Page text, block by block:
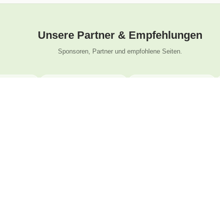
Unsere Partner & Empfehlungen
Sponsoren, Partner und empfohlene Seiten.